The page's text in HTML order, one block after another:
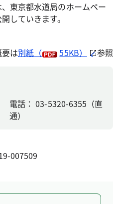
東京都水道局のホームペー
していきます。
は別紙 （ 55KB） 参照
電話： 03-5320-6355（直
通）
007509